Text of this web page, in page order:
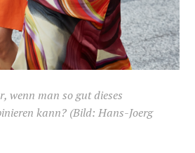
wenn man so gut dieses
kann? (Bild: Hans-Joerg